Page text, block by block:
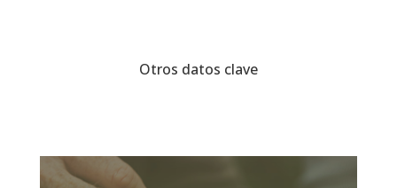
Otros datos clave